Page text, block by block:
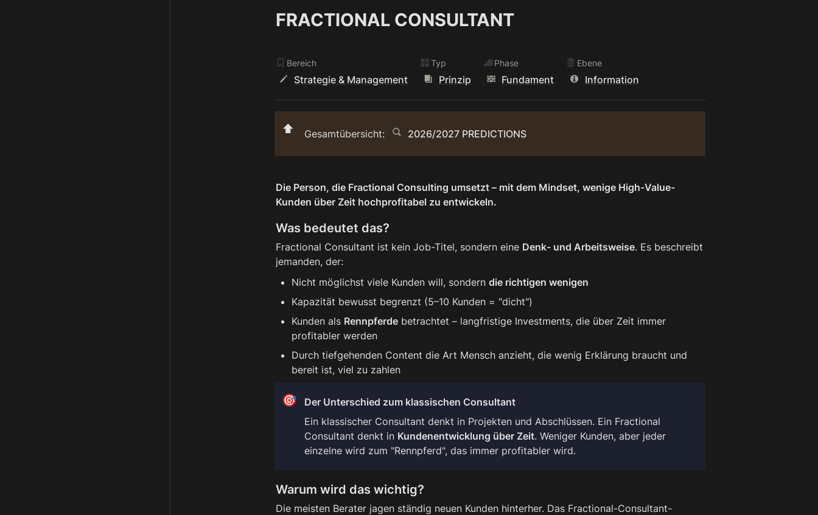
FRACTIONAL CONSULTANT
Bereich
Strategie & Management
Typ
Prinzip
Phase
Fundament
Ebene
Information
⬆️ Gesamtübersicht: 2026/2027 PREDICTIONS
Die Person, die Fractional Consulting umsetzt – mit dem Mindset, wenige High-Value-
Kunden über Zeit hochprofitabel zu entwickeln.
Was bedeutet das?
Fractional Consultant ist kein Job-Titel, sondern eine Denk- und Arbeitsweise. Es beschreibt
jemanden, der:
Nicht möglichst viele Kunden will, sondern die richtigen wenigen
Kapazität bewusst begrenzt (5–10 Kunden = "dicht")
Kunden als Rennpferde betrachtet – langfristige Investments, die über Zeit immer
profitabler werden
Durch tiefgehenden Content die Art Mensch anzieht, die wenig Erklärung braucht und
bereit ist, viel zu zahlen
🎯
Der Unterschied zum klassischen Consultant
Ein klassischer Consultant denkt in Projekten und Abschlüssen. Ein Fractional
Consultant denkt in Kundenentwicklung über Zeit. Weniger Kunden, aber jeder
einzelne wird zum "Rennpferd", das immer profitabler wird.
Warum wird das wichtig?
Die meisten Berater jagen ständig neuen Kunden hinterher. Das Fractional-Consultant-